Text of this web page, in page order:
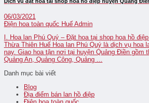
06/03/2021
Điện hoa toàn quốc Huế Admin
I. Hoa lan Phú Quý – Đặt hoa tại shop hoa hồ
Thừa Thiên Huế Hoa lan Phú Quý là dịch vụ hoa
nay. Giao hoa tận nơi tại huyện Quảng Điền gồm
Quảng An, Quảng Công, Quảng ...
Danh mục bài viết
Blog
Địa điểm bán lan hồ điệp